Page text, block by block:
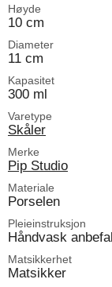
Høyde
10 cm
Diameter
11 cm
Kapasitet
300 ml
Varetype
Skåler
Merke
Pip Studio
Materiale
Porselen
Pleieinstruksjon
Håndvask
Matsikkerhet
Matsikker